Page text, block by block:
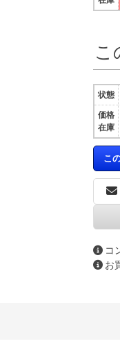
コ
お
こ
状態
価格
在庫
こ